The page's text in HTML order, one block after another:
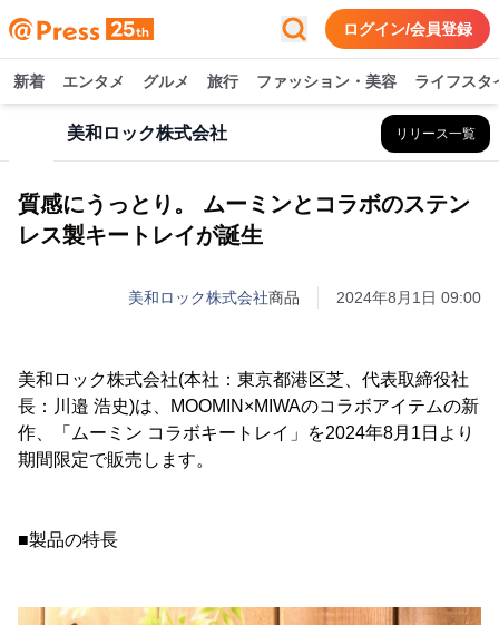
ログイン/会員登録
新着 エンタメ グルメ 旅行 ファッション・美容 ライフスタ
美和ロック株式会社 リリース一覧
質感にうっとり。 ムーミンとコラボのステン
レス製キートレイが誕生
美和ロック株式会社商品 2024年8月1日 09:00
美和ロック株式会社(本社：東京都港区芝、代表取締役社
長：川邉 浩史)は、MOOMIN×MIWAのコラボアイテムの新
作、「ムーミン コラボキートレイ」を2024年8月1日より
期間限定で販売します。
■製品の特長